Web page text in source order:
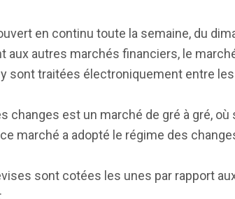
en continu toute la semaine, du
aux autres marchés financiers, le
sont traitées électroniquement entre
changes est un marché de gré à gré,
marché a adopté le régime des
sont cotées les unes par rapport